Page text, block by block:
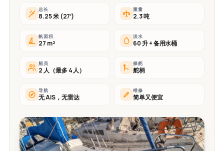
总长
8.25 米 (27′)
重量
2.3 吨
帆面积
27 m²
淡水
60 升 + 备用水桶
船员
2 人（最多 4 人）
操舵
舵柄
导航
无 AIS，无雷达
维修
简单又便宜